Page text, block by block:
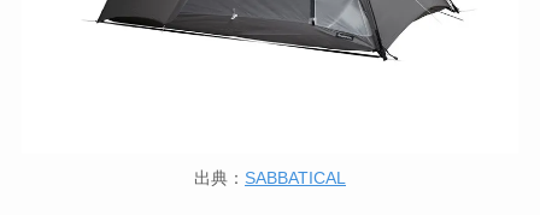
出典： SABBATICAL